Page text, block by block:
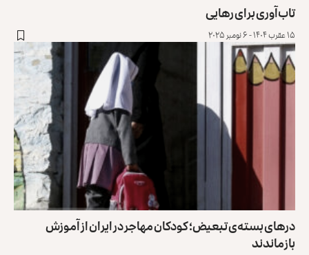
تاب‌آوری برای رهایی
۱۵ عقرب ۱۴۰۴ - ۶ نومبر ۲۰۲۵
درهای بسته‌ی تبعیض؛ کودکان مهاجر در ایران از آموزش
بازماندند